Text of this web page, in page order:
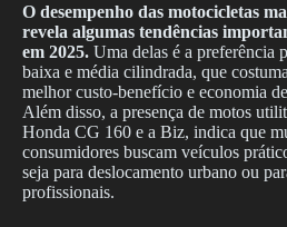
O desempenho das motocicletas
revela algumas tendências
em 2025. Uma delas é a preferência
baixa e média cilindrada, que
melhor custo-benefício e economia
Além disso, a presença de motos
Honda CG 160 e a Biz, indica que
consumidores buscam veículos
seja para deslocamento urbano ou
profissionais.